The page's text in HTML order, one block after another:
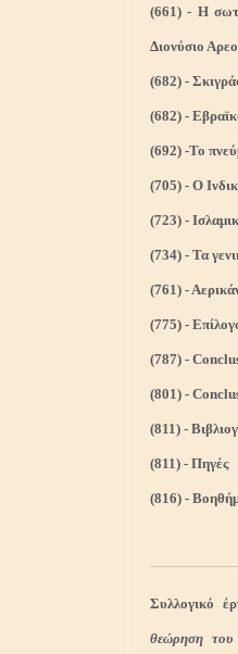
(661) - Η
Διονύσιο
(682) -
(682) -
(692) -Το
(705) - Ο
(723) -
(734) - Τα
(761) -
(775) -
(787) -
(801) -
(811) -
(811) - Πηγές
(816) -
Συλλογικό
θεώρηση του